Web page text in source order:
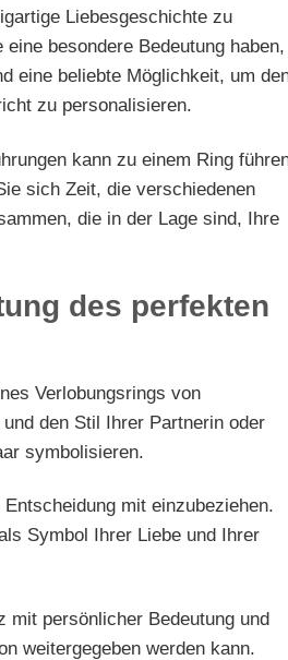
Liebesgeschichte zu
besondere Bedeutung haben,
eine beliebte Möglichkeit, um
zu personalisieren.
kann zu einem Ring
sich Zeit, die verschiedenen
die in der Lage sind, Ihre
des perfekten
Verlobungsrings von
den Stil Ihrer Partnerin oder
symbolisieren.
mit einzubeziehen.
Symbol Ihrer Liebe und Ihrer
mit persönlicher Bedeutung und
weitergegeben werden kann.